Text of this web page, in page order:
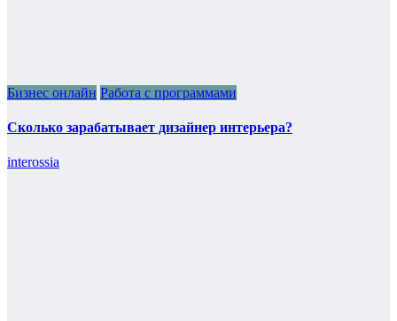
Бизнес онлайн Работа с программами
Сколько зарабатывает дизайнер интерьера?
interossia